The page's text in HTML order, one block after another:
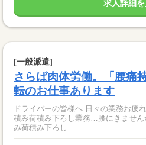
求人詳細
[一般派遣]
さらば肉体労働。「腰痛
転のお仕事あります
ドライバーの皆様へ 日々の業務お疲れ様です。 1日に何度もある、
積み荷積み下ろし業務…腰にきませんか…？ アズスタッ
み荷積み下ろし...